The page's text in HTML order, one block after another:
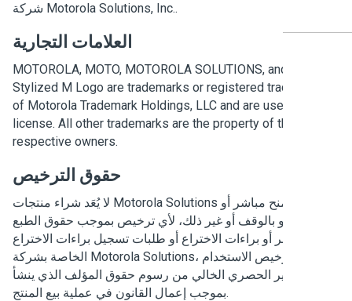
شركة Motorola Solutions, Inc.‎.
العلامات التجارية
MOTOROLA, MOTO, MOTOROLA SOLUTIONS, and the
Stylized M Logo are trademarks or registered
of Motorola Trademark Holdings, LLC and are used
license. All other trademarks are the property of their
respective owners.
حقوق الترخيص
لا يُعَد شراء منتجات Motorola Solutions بمنزلة منح مباشر أو
أو بالوقف أو غير ذلك، لأي ترخيص بموجب حقوق الطبع
والنشر أو براءات الاختراع أو طلبات تسجيل براءات الاختراع
الخاصة بشركة Motorola Solutions، باستثناء ترخيص الاستخدام
غير الحصري الخالي من رسوم حقوق المؤلف الذي ينشأ